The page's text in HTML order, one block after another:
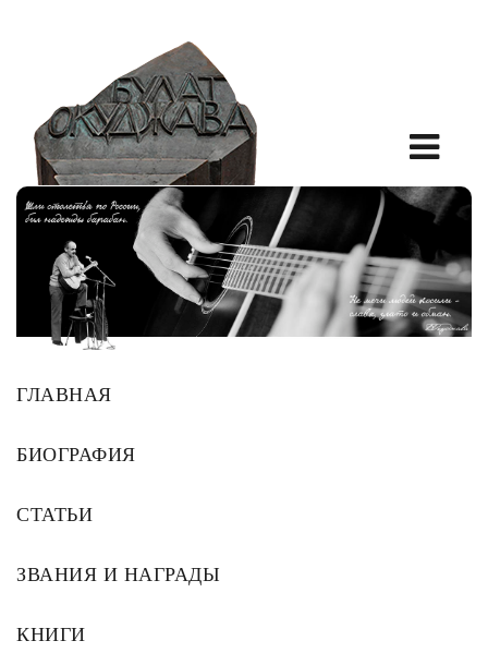
ГЛАВНАЯ
БИОГРАФИЯ
СТАТЬИ
ЗВАНИЯ И НАГРАДЫ
КНИГИ